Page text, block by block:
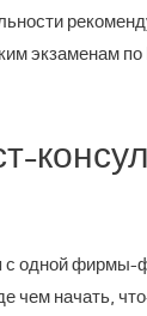
экзаменам
одной фирмы-
чем начать,